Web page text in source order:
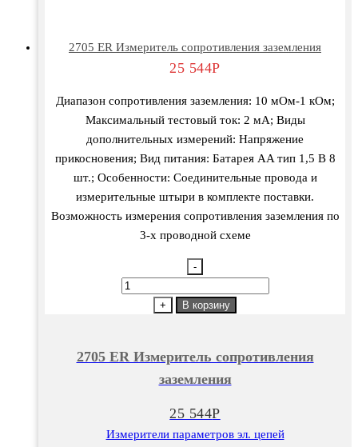
2705 ER Измеритель сопротивления заземления
25 544Р
Диапазон сопротивления заземления: 10 мОм-1 кОм;
Максимальный тестовый ток: 2 мА; Виды
дополнительных измерений: Напряжение
прикосновения; Вид питания: Батарея AA тип 1,5 В 8
шт.; Особенности: Соединительные провода и
измерительные штыри в комплекте поставки.
Возможность измерения сопротивления заземления по
3-х проводной схеме
-
Количество
Измеритель
сопротивления
+ В корзину
2705 ER Измеритель сопротивления
заземления
25 544Р
Измерители параметров эл. цепей